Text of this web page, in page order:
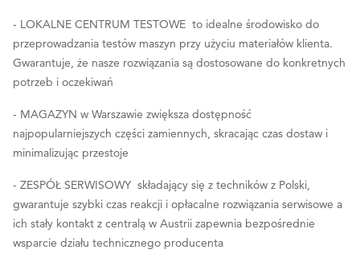
- LOKALNE CENTRUM TESTOWE to idealne środowisko do
przeprowadzania testów maszyn przy użyciu materiałów klienta.
Gwarantuje, że nasze rozwiązania są dostosowane do konkretnych
potrzeb i oczekiwań
- MAGAZYN w Warszawie zwiększa dostępność
najpopularniejszych części zamiennych, skracając czas dostaw i
minimalizując przestoje
- ZESPÓŁ SERWISOWY składający się z techników z Polski,
gwarantuje szybki czas reakcji i opłacalne rozwiązania serwisowe a
ich stały kontakt z centralą w Austrii zapewnia bezpośrednie
wsparcie działu technicznego producenta